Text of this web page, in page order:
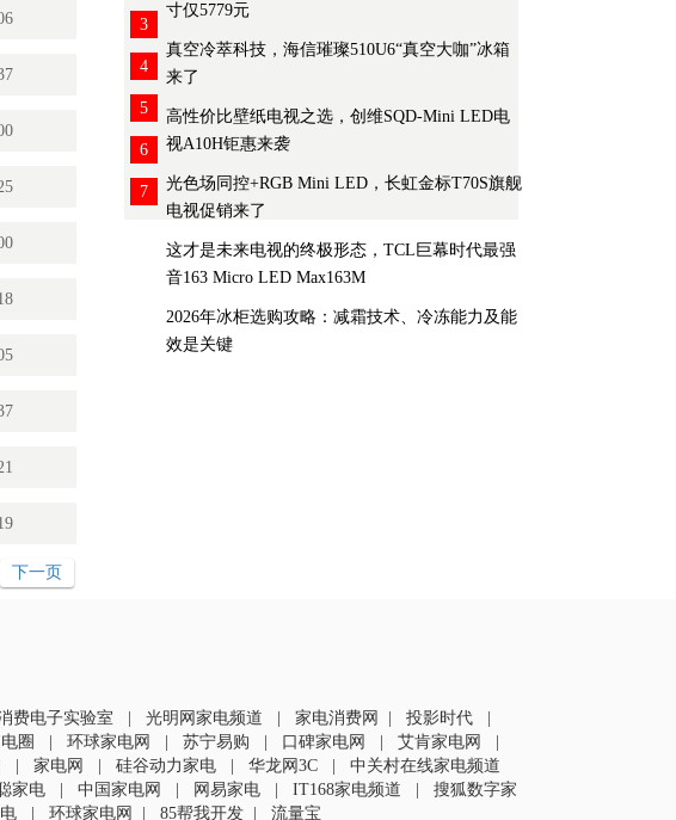
下一页
寸仅5779元
3
真空冷萃科技，海信璀璨510U6“真空大咖”冰箱
来了
4
高性价比壁纸电视之选，创维SQD-Mini LED电
视A10H钜惠来袭
5
光色场同控+RGB Mini LED，长虹金标T70S旗舰
电视促销来了
6
这才是未来电视的终极形态，TCL巨幕时代最强
音163 Micro LED Max163M
7
2026年冰柜选购攻略：减霜技术、冷冻能力及能
效是关键
费电子实验室 光明网家电频道 家电消费网 投影时代
圈 环球家电网 苏宁易购 口碑家电网 艾肯家电网
家电网 硅谷动力家电 华龙网3C
中关村在线家电频道
家电 中国家电网 网易家电 IT168家电频道
搜狐数字家
环球家电网 85帮我开发 流量宝